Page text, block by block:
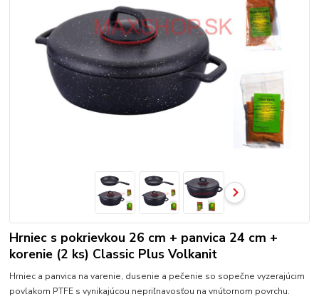
Hrniec s pokrievkou 26 cm + panvica 24 cm +
korenie (2 ks) Classic Plus Volkanit
Hrniec a panvica na varenie, dusenie a pečenie so sopečne vyzerajúcim
povlakom PTFE s vynikajúcou nepriľnavosťou na vnútornom povrchu.